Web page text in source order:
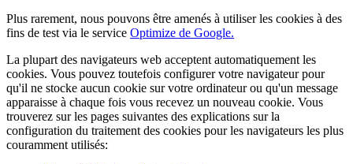
Plus rarement, nous pouvons être amenés à utiliser les cookies à des
fins de test via le service Optimize de Google.
La plupart des navigateurs web acceptent automatiquement les
cookies. Vous pouvez toutefois configurer votre navigateur pour
qu'il ne stocke aucun cookie sur votre ordinateur ou qu'un message
apparaisse à chaque fois vous recevez un nouveau cookie. Vous
trouverez sur les pages suivantes des explications sur la
configuration du traitement des cookies pour les navigateurs les plus
couramment utilisés: